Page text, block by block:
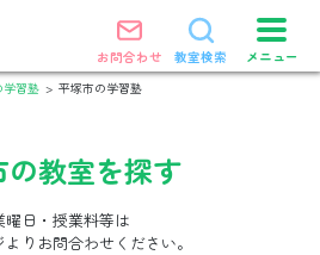
お問合わせ 教室検索 メニュー
学習塾 > 平塚市の学習塾
の教室を探す
曜日・授業料等は
りお問合わせください。